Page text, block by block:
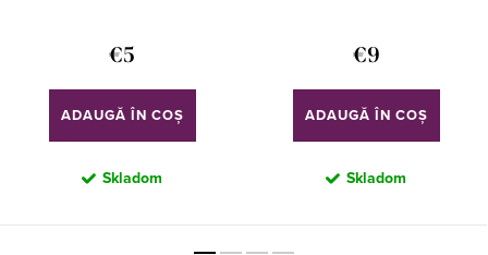
€5
ADAUGĂ ÎN COŞ
Skladom
€9
ADAUGĂ ÎN COŞ
Skladom